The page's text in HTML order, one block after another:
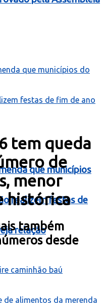
que municípios
realizem festas de
relação
tem queda
de
menor
histórica
também
desde